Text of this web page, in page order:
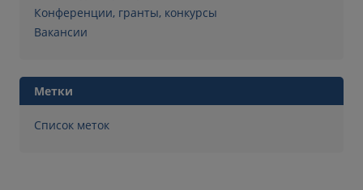
Конференции, гранты, конкурсы
Вакансии
Метки
Список меток